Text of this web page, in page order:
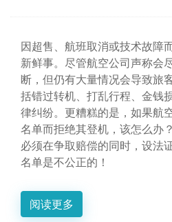
因超售、航班取消或技术故障
新鲜事。尽管航空公司声称会
断，但仍有大量情况会导致旅
括错过转机、打乱行程、金钱
律纠纷。更糟糕的是，如果航
名单而拒绝其登机，该怎么办
必须在争取赔偿的同时，设法
名单是不公正的！
阅读更多